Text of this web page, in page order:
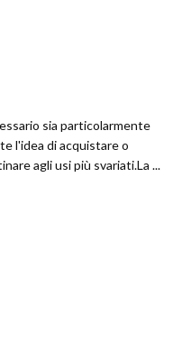
sia particolarmente
l'idea di acquistare o
agli usi più svariati.La ...